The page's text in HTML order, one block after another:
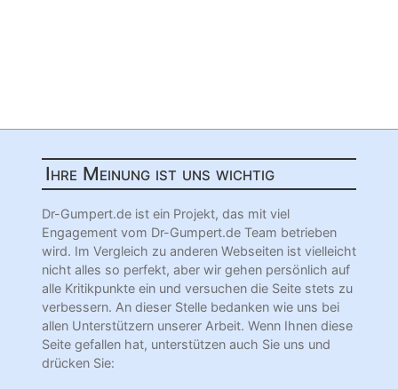
Ihre Meinung ist uns wichtig
Dr-Gumpert.de ist ein Projekt, das mit viel
Engagement vom Dr-Gumpert.de Team betrieben
wird. Im Vergleich zu anderen Webseiten ist vielleicht
nicht alles so perfekt, aber wir gehen persönlich auf
alle Kritikpunkte ein und versuchen die Seite stets zu
verbessern. An dieser Stelle bedanken wie uns bei
allen Unterstützern unserer Arbeit. Wenn Ihnen diese
Seite gefallen hat, unterstützen auch Sie uns und
drücken Sie: